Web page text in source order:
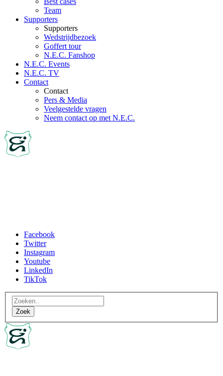
Team
Supporters
Supporters
Wedstrijdbezoek
Goffert tour
N.E.C. Fanshop
N.E.C. Events
N.E.C. TV
Contact
Contact
Pers & Media
Veelgestelde vragen
Neem contact op met N.E.C.
Facebook
Twitter
Instagram
Youtube
LinkedIn
TikTok